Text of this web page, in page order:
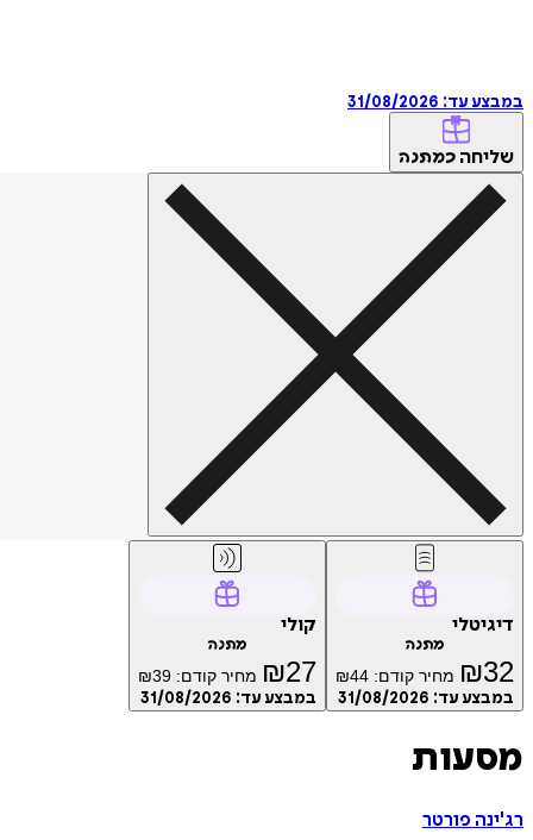
במבצע עד: 31/08/2026
שליחה כמתנה
דיגיטלי
מתנה
₪32 מחיר קודם: ₪44
במבצע עד: 31/08/2026
קולי
מתנה
₪27 מחיר קודם: ₪39
במבצע עד: 31/08/2026
מסעות
רג'ינה פורטר